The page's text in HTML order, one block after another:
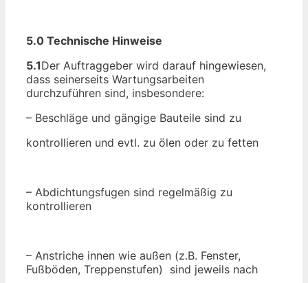
5.0 Technische Hinweise
5.1Der Auftraggeber wird darauf hingewiesen,
dass seinerseits Wartungsarbeiten
durchzuführen sind, insbesondere:
– Beschläge und gängige Bauteile sind zu
kontrollieren und evtl. zu ölen oder zu fetten
– Abdichtungsfugen sind regelmäßig zu
kontrollieren
– Anstriche innen wie außen (z.B. Fenster,
Fußböden, Treppenstufen) sind jeweils nach